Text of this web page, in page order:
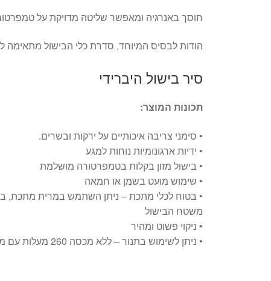
חוסך באנרגיה ומאפשר שליטה מדויקת על
הודות לבסיס המיוחד, סדרת כלי הבישול מתאימה
סיר בישול היברידי
תכונות המוצר:
• סימני צריבה איכותיים על ירקות ובשרים.
• ידיות ארגונומיות נוחות למגע
• בישול מזון בקלות בטמפרטורה מושלמת
• שימוש מועט בשמן או חמאה
• בטוח לכלי מתכת – ניתן השתמש במרית מתכת,
משטח הבישול
• ניקוי פשוט ומהיר
• ניתן לשימוש בתנור – ללא מכסה 260 מעלות עם מכסה 200 מעלות